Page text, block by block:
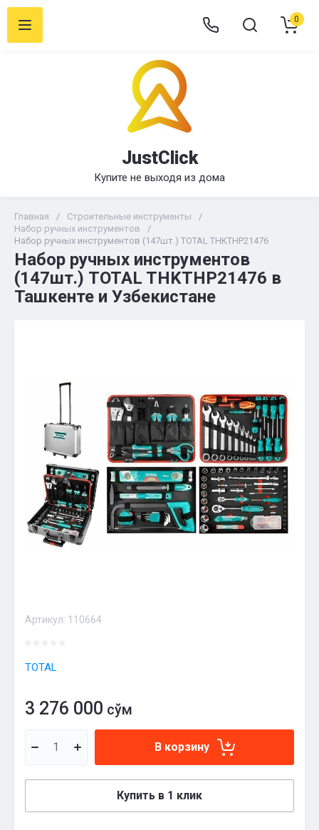
JustClick
Купите не выходя из дома
0
Главная / Строительные инструменты
/
Набор ручных инструментов
/
Набор ручных инструментов (147шт.) TOTAL THKTHP21476
Набор ручных инструментов
(147шт.) TOTAL THKTHP21476 в
Ташкенте и Узбекистане
Артикул: 110664
TOTAL
3 276 000 сўм
В корзину
Купить в 1 клик